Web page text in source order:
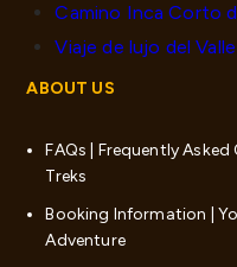
Camino Inca Corto
Viaje de lujo del
ABOUT US
FAQs | Frequently
Treks
Booking Information |
Adventure